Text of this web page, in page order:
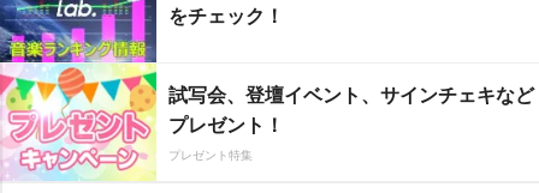
をチェック！
試写会、登壇イベント、サインチェキなど
プレゼント！
プレゼント特集